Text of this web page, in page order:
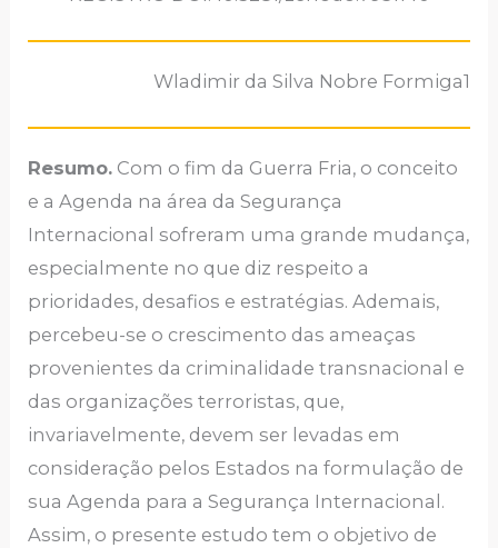
Wladimir da Silva Nobre Formiga1
Resumo. Com o fim da Guerra Fria, o conceito
e a Agenda na área da Segurança
Internacional sofreram uma grande mudança,
especialmente no que diz respeito a
prioridades, desafios e estratégias. Ademais,
percebeu-se o crescimento das ameaças
provenientes da criminalidade transnacional e
das organizações terroristas, que,
invariavelmente, devem ser levadas em
consideração pelos Estados na formulação de
sua Agenda para a Segurança Internacional.
Assim, o presente estudo tem o objetivo de